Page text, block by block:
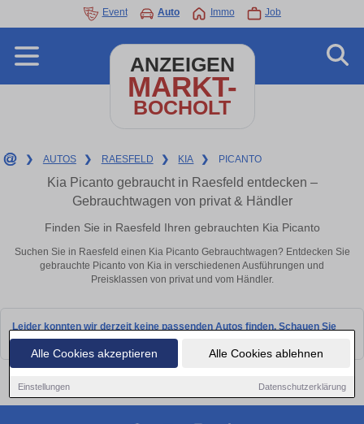
Alle Cookies akzeptieren Alle Cookies ablehnen
Einstellungen Datenschutzerklärung
Event Auto Immo Job
ANZEIGEN
MARKT-
BOCHOLT
❯ AUTOS ❯ RAESFELD ❯ KIA ❯ PICANTO
Kia Picanto gebraucht in Raesfeld entdecken –
Gebrauchtwagen von privat & Händler
Finden Sie in Raesfeld Ihren gebrauchten Kia Picanto
Suchen Sie in Raesfeld einen Kia Picanto Gebrauchtwagen? Entdecken Sie
gebrauchte Picanto von Kia in verschiedenen Ausführungen und
Preisklassen von privat und vom Händler.
Leider konnten wir derzeit keine passenden Autos finden. Schauen Sie
bald wieder vorbei!